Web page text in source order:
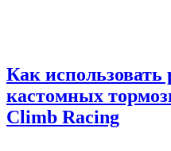
Как
кастомных
Climb Racing